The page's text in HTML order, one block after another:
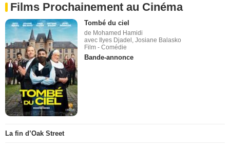
Films Prochainement au Cinéma
Tombé du ciel
de Mohamed Hamidi
avec Ilyes Djadel, Josiane Balasko
Film - Comédie
Bande-annonce
La fin d’Oak Street